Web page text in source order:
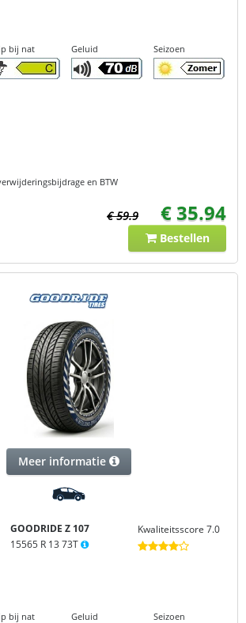
bij nat Geluid Seizoen
en BTW
€ 59.9 € 35.94
Bestellen
Meer informatie
GOODRIDE Z 107
15565 R 13 73T
Kwaliteitsscore 7.0
bij nat Geluid Seizoen